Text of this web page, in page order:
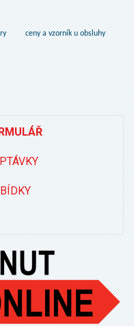
ceny a vzorník u obsluhy